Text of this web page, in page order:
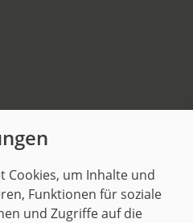
Cookies, um Inhalte und
Funktionen für soziale
und Zugriffe auf die